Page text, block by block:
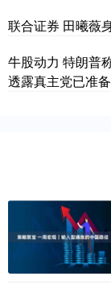
联合证券 田曦薇
牛股动力 特朗普
透露真主党已准